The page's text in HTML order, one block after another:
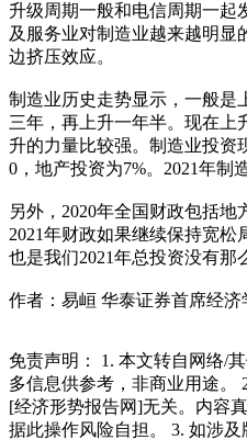
升级周期一般和电信周期一起
及服务业对制造业越来越明显
边挤压效应。
制造业历史走势显示，一般是
三年，再上升一年半。现在上
升的力量比较强。制造业投资
0，地产投资为7%。2021年制
另外，2020年全国财政包括地
2021年财政如果继续保持宽
也是我们2021年总投资没有那
作者：易峘 华泰证券首席经济
免责声明： 1. 本文转自网络/
多信息供参考，非商业用途。
[经济形势报告网]无关。内容
据此操作风险自担。 3. 如涉